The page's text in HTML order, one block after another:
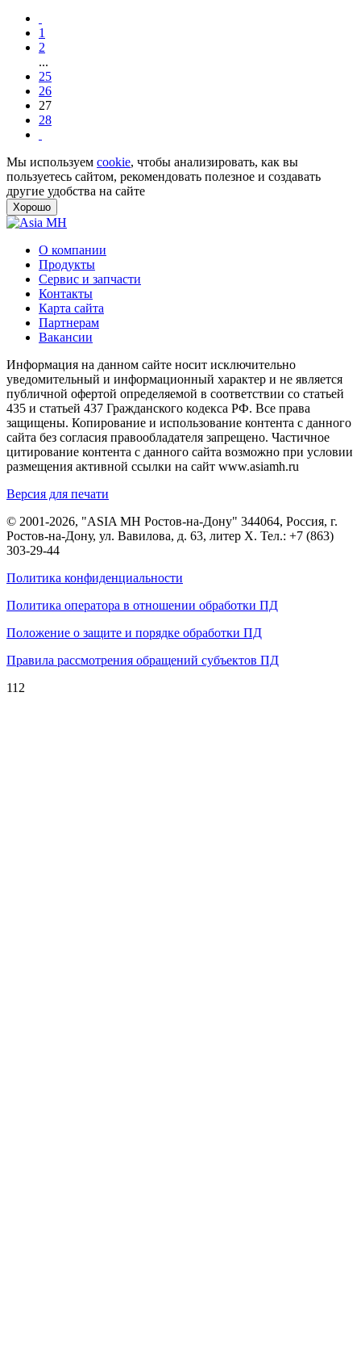
1
2
...
25
26
27
28
Мы используем cookie, чтобы анализировать, как вы
пользуетесь сайтом, рекомендовать полезное и создавать
другие удобства на сайте
Хорошо
О компании
Продукты
Сервис и запчасти
Контакты
Карта сайта
Партнерам
Вакансии
Информация на данном сайте носит исключительно
уведомительный и информационный характер и не является
публичной офертой определяемой в соответствии со статьей
435 и статьей 437 Гражданского кодекса РФ. Все права
защищены. Копирование и использование контента с данного
сайта без согласия правообладателя запрещено. Частичное
цитирование контента с данного сайта возможно при условии
размещения активной ссылки на сайт www.asiamh.ru
Версия для печати
© 2001-2026, "ASIA MH Ростов-на-Дону" 344064, Россия, г.
Ростов-на-Дону, ул. Вавилова, д. 63, литер Х. Тел.: +7 (863)
303-29-44
Политика конфиденциальности
Политика оператора в отношении обработки ПД
Положение о защите и порядке обработки ПД
Правила рассмотрения обращений субъектов ПД
112